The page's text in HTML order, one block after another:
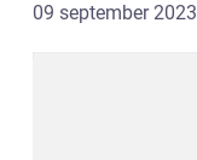
09 september 2023